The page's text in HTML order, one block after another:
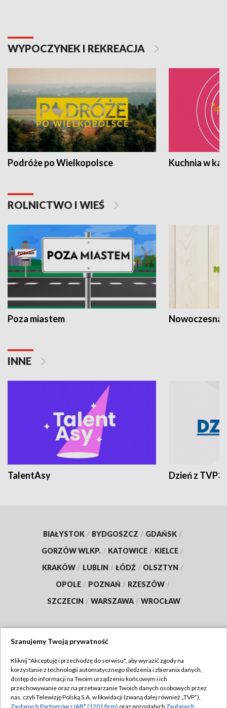
WYPOCZYNEK I REKREACJA
Podróże po Wielkopolsce Kuchnia w
ROLNICTWO I WIEŚ
Poza miastem Nowoczesna
INNE
TalentAsy Dzień z TVP3
BIAŁYSTOK / BYDGOSZCZ / GDAŃSK /
GORZÓW WLKP. / KATOWICE / KIELCE /
KRAKÓW / LUBLIN / ŁÓDŹ / OLSZTYN /
OPOLE / POZNAŃ / RZESZÓW /
SZCZECIN / WARSZAWA / WROCŁAW
TVP
Abonament TVP
Emisja w TVP
Regulamin TVP
Szanujemy Twoją prywatność
Kliknij "Akceptuję i przechodzę do serwisu", aby wyrazić zgody na
korzystanie z technologii automatycznego śledzenia i zbierania danych,
dostęp do informacji na Twoim urządzeniu końcowym i ich
przechowywanie oraz na przetwarzanie Twoich danych osobowych przez
nas, czyli Telewizję Polską S.A. w likwidacji (zwaną dalej również „TVP”),
Zaufanych Partnerów z IAB* (1201 firm) oraz pozostałych Zaufanych